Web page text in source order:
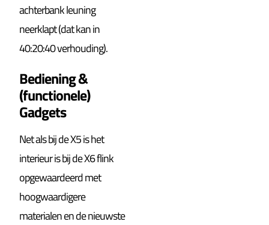
achterbank leuning
neerklapt (dat kan in
40:20:40 verhouding).
Bediening &
(functionele)
Gadgets
Net als bij de X5 is het
interieur is bij de X6 flink
opgewaardeerd met
hoogwaardigere
materialen en de nieuwste